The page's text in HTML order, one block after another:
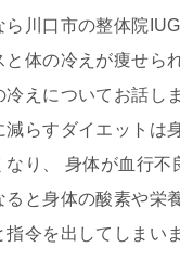
ら川口市の整体院
体の冷えが痩せら
えについてお話し
減らすダイエットは
なり、 身体が血行不
ると身体の酸素や栄
指令を出してしまい